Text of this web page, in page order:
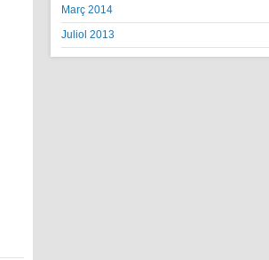
Març 2014
Juliol 2013